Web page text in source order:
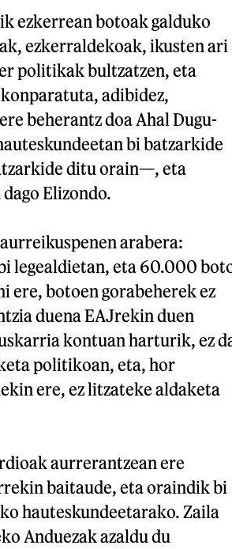
ezkerrean botoak galduko
ezkerraldekoak, ikusten ari
politikak bultzatzen, eta
adibidez,
beherantz doa Ahal Dugu-
bi batzarkide
ditu orain—, eta
Elizondo.
arabera:
legealdietan, eta 60.000
ere, botoen gorabeherek ez
duena EAJrekin duen
kontuan harturik, ez
politikoan, eta, hor
ere, ez litzateke aldaketa
aurrerantzean ere
baitaude, eta oraindik bi
hauteskundeetarako. Zaila
Anduezak azaldu du